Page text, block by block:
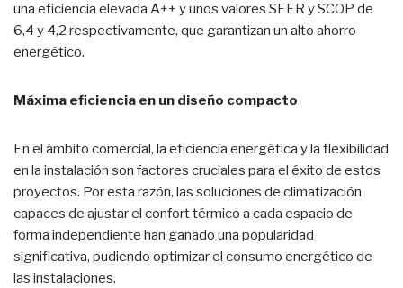
una eficiencia elevada A++ y unos valores SEER y SCOP de
6,4 y 4,2 respectivamente, que garantizan un alto ahorro
energético.
Máxima eficiencia en un diseño compacto
En el ámbito comercial, la eficiencia energética y la flexibilidad
en la instalación son factores cruciales para el éxito de estos
proyectos. Por esta razón, las soluciones de climatización
capaces de ajustar el confort térmico a cada espacio de
forma independiente han ganado una popularidad
significativa, pudiendo optimizar el consumo energético de
las instalaciones.